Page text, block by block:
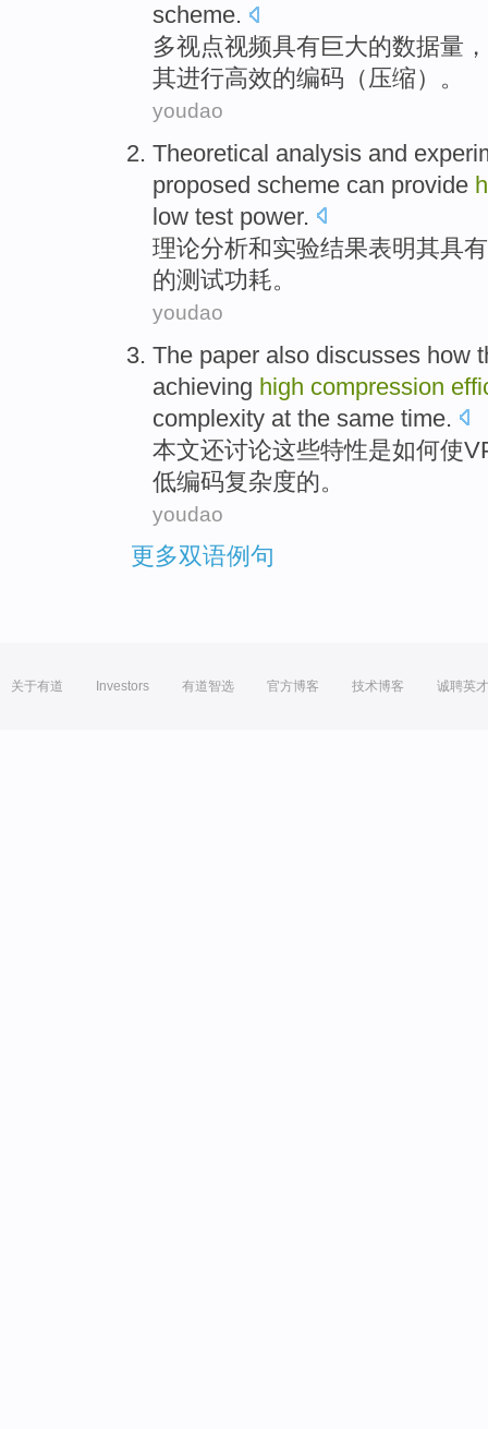
scheme.
多视点视频具有巨大的数据量，
其进行高效的编码（压缩）。
youdao
Theoretical analysis and
proposed scheme can provide
low test power.
理论分析和实验结果表明其具有
的测试功耗。
youdao
The paper also discusses how
achieving high compression
complexity at the same time.
本文还讨论这些特性是如何使
低编码复杂度的。
youdao
更多双语例句
关于有道 Investors 有道智选 官方博客 技术博客 诚聘英才